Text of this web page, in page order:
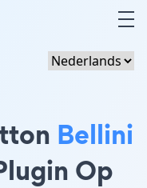
Bellini
Op